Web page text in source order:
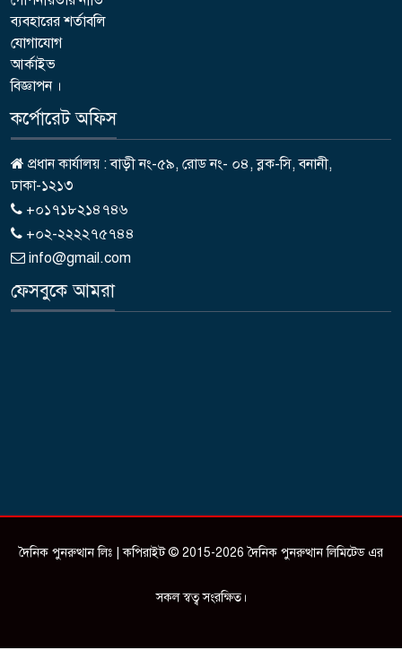
ব্যবহারের শর্তাবলি
যোগাযোগ
আর্কাইভ
বিজ্ঞাপন ।
কর্পোরেট অফিস
প্রধান কার্যালয় : বাড়ী নং-৫৯, রোড নং- ০৪, ব্লক-সি, বনানী,
ঢাকা-১২১৩
+০১৭১৮২১৪৭৪৬
+০২-২২২২৭৫৭৪৪
info@gmail.com
ফেসবুকে আমরা
দৈনিক পুনরুত্থান লিঃ | কপিরাইট © 2015-2026 দৈনিক পুনরুত্থান লিমিটেড এর
সকল স্বত্ব সংরক্ষিত।